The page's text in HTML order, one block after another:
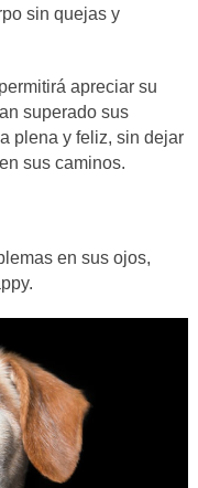
sin quejas y
apreciar su
superado sus
plena y feliz, sin dejar
sus caminos.
en sus ojos,